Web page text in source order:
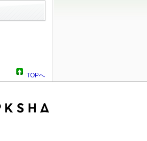
TOPへ